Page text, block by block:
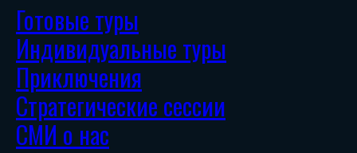
Готовые туры
Индивидуальные туры
Приключения
Стратегические сессии
СМИ о нас